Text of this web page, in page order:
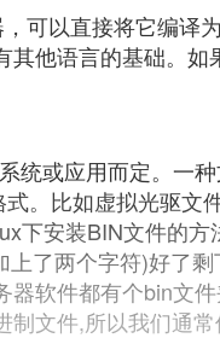
可以直接将它编译
其他语言的基础。
统或应用而定。一
。比如虚拟光驱文
下安装BIN文件的
上了两个字符)好了
器软件都有个bin文
制文件,所以我们通